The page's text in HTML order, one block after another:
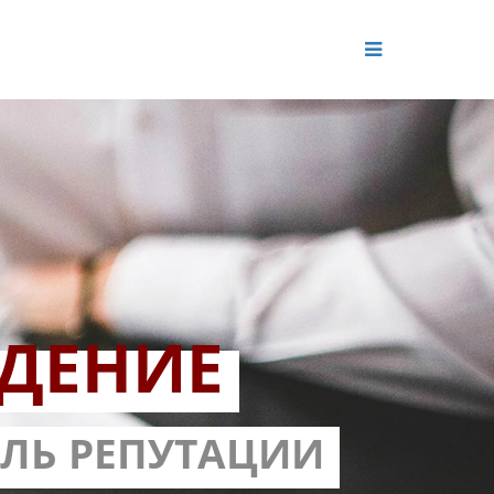
РЕПУТАЦИИ